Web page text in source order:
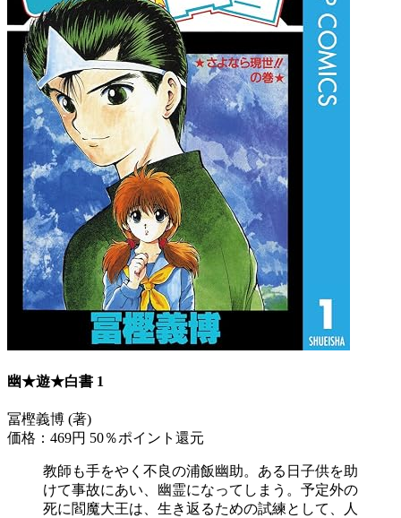
幽★遊★白書 1
冨樫義博 (著)
価格：469円 50％ポイント還元
教師も手をやく不良の浦飯幽助。ある日子供を助
けて事故にあい、幽霊になってしまう。予定外の
死に閻魔大王は、生き返るための試練として、人